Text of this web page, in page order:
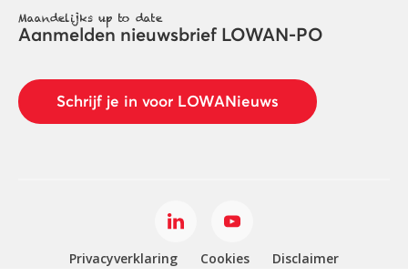
Maandelijks up to date
Aanmelden nieuwsbrief LOWAN-PO
Schrijf je in voor LOWANieuws
Privacyverklaring Cookies Disclaimer